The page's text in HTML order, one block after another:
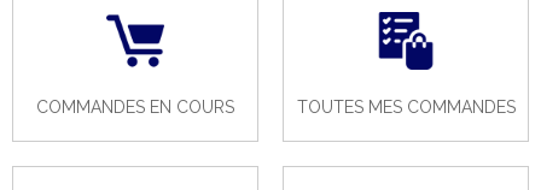
COMMANDES EN COURS TOUTES MES COMMANDES